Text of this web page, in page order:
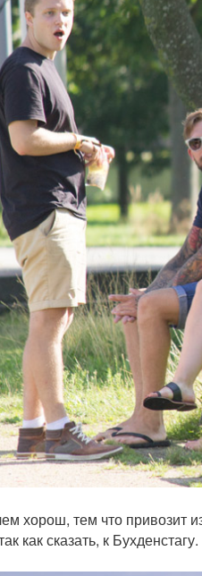
хорош, тем что привозит
как сказать, к